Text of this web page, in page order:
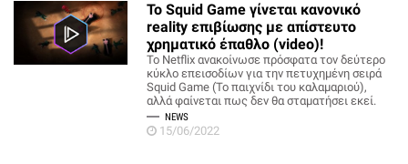
Το Squid Game γίνεται κανονικό
reality επιβίωσης με απίστευτο
χρηματικό έπαθλο (video)!
Το Netflix ανακοίνωσε πρόσφατα τον δεύτερο
κύκλο επεισοδίων για την πετυχημένη σειρά
Squid Game (Το παιχνίδι του καλαμαριού),
αλλά φαίνεται πως δεν θα σταματήσει εκεί.
NEWS
15/06/2022